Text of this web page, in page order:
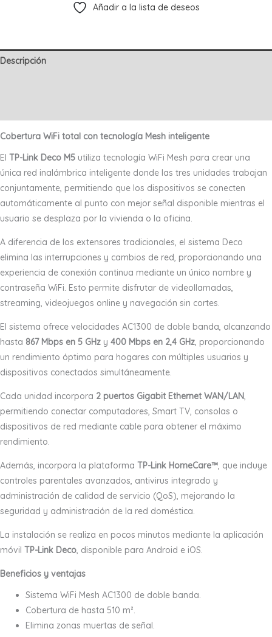
Deco
M5
cantidad
Añadir a la lista de deseos
Descripción
Cobertura WiFi total con tecnología Mesh inteligente
El TP-Link Deco M5 utiliza tecnología WiFi Mesh para crear una
única red inalámbrica inteligente donde las tres unidades trabajan
conjuntamente, permitiendo que los dispositivos se conecten
automáticamente al punto con mejor señal disponible mientras el
usuario se desplaza por la vivienda o la oficina.
A diferencia de los extensores tradicionales, el sistema Deco
elimina las interrupciones y cambios de red, proporcionando una
experiencia de conexión continua mediante un único nombre y
contraseña WiFi. Esto permite disfrutar de videollamadas,
streaming, videojuegos online y navegación sin cortes.
El sistema ofrece velocidades AC1300 de doble banda, alcanzando
hasta 867 Mbps en 5 GHz y 400 Mbps en 2,4 GHz, proporcionando
un rendimiento óptimo para hogares con múltiples usuarios y
dispositivos conectados simultáneamente.
Cada unidad incorpora 2 puertos Gigabit Ethernet WAN/LAN,
permitiendo conectar computadores, Smart TV, consolas o
dispositivos de red mediante cable para obtener el máximo
rendimiento.
Además, incorpora la plataforma TP-Link HomeCare™, que incluye
controles parentales avanzados, antivirus integrado y
administración de calidad de servicio (QoS), mejorando la
seguridad y administración de la red doméstica.
La instalación se realiza en pocos minutos mediante la aplicación
móvil TP-Link Deco, disponible para Android e iOS.
Beneficios y ventajas
Sistema WiFi Mesh AC1300 de doble banda.
Cobertura de hasta 510 m².
Elimina zonas muertas de señal.